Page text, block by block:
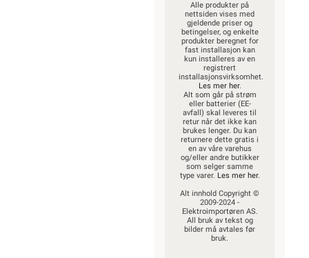
Alle produkter på
nettsiden vises med
gjeldende priser og
betingelser, og enkelte
produkter beregnet for
fast installasjon kan
kun installeres av en
registrert
installasjonsvirksomhet.
Les mer her.
Alt som går på strøm
eller batterier (EE-
avfall) skal leveres til
retur når det ikke kan
brukes lenger. Du kan
returnere dette gratis i
en av våre varehus
og/eller andre butikker
som selger samme
type varer. Les mer her.
Alt innhold Copyright ©
2009-2024 -
Elektroimportøren AS.
All bruk av tekst og
bilder må avtales før
bruk.